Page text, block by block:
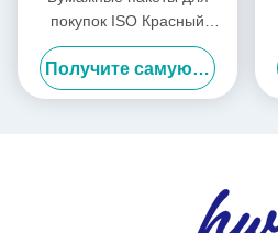
покупок ISO Красный
Фиолетовый Одежда Сумки
для покупок Логотип на
заказ
Получите самую лучшую цену